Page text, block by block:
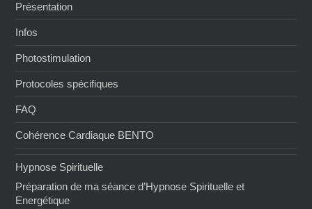
Présentation
Infos
Photostimulation
Protocoles spécifiques
FAQ
Cohérence Cardiaque BENTO
Hypnose Spirituelle
Préparation de ma séance d’Hypnose Spirituelle et
Energétique